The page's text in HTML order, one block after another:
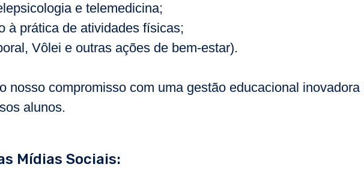
e telemedicina;
à prática de atividades físicas;
Vôlei e outras ações de bem-estar).
nosso compromisso com uma gestão educacional
alunos.
Mídias Sociais: